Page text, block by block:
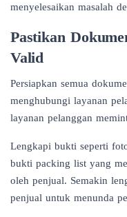
menyelesaikan masalah
Pastikan
Valid
Persiapkan semua
menghubungi layanan
layanan pelanggan
Lengkapi bukti seperti
bukti packing list yang
oleh penjual. Semakin
penjual untuk menunda